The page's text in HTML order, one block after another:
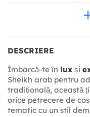
DESCRIERE
Îmbarcă-te în lux și
Sheikh arab pentru
tradițională, această
orice petrecere de
tematic cu un stil